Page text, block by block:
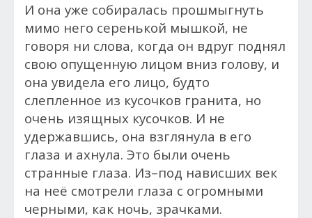
И она уже собиралась прошмыгнуть
мимо него серенькой мышкой, не
говоря ни слова, когда он вдруг поднял
свою опущенную лицом вниз голову, и
она увидела его лицо, будто
слепленное из кусочков гранита, но
очень изящных кусочков. И не
удержавшись, она взглянула в его
глаза и ахнула. Это были очень
странные глаза. Из–под нависших век
на неё смотрели глаза с огромными
черными, как ночь, зрачками.